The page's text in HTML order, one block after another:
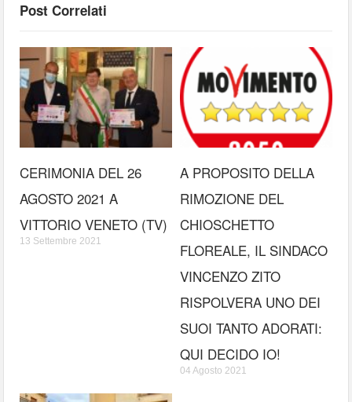
Post Correlati
CERIMONIA DEL 26
AGOSTO 2021 A
VITTORIO VENETO (TV)
13 Settembre 2021
A PROPOSITO DELLA
RIMOZIONE DEL
CHIOSCHETTO
FLOREALE, IL SINDACO
VINCENZO ZITO
RISPOLVERA UNO DEI
SUOI TANTO ADORATI:
QUI DECIDO IO!
04 Agosto 2021